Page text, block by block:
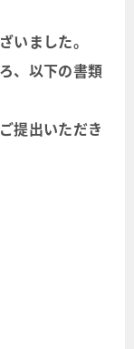
いました。
、以下の書類
提出いただき